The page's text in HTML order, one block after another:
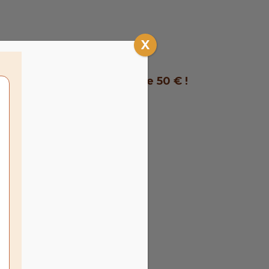
cookies
de
commandes de plus de 50 € !
à Tourcoing
X